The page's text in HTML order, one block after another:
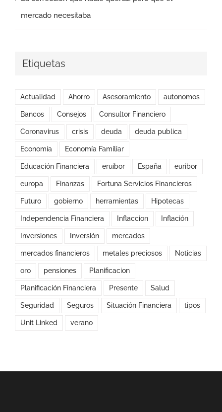
mercado necesitaba
Etiquetas
Actualidad Ahorro Asesoramiento autonomos
Bancos Consejos Consultor Financiero
Coronavirus crisis deuda deuda publica
Economía Economía Familiar
Educación Financiera eruibor España euribor
europa Finanzas Fortuna Servicios Financieros
Futuro gobierno herramientas Hipotecas
Independencia Financiera Inflaccion Inflación
Inversiones Inversión mercados
mercados financieros metales preciosos Noticias
oro pensiones Planificacion
Planificación Financiera Presente Salud
Seguridad Seguros Situación Financiera tipos
Unit Linked verano